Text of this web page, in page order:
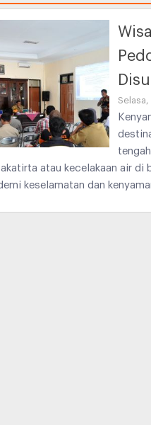
Selasa,
atau kecelakaan air
keselamatan dan